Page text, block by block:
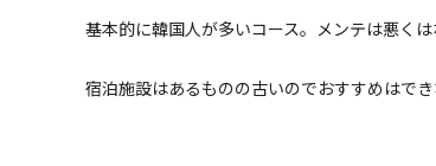
基本的に韓国人が多いコース。メンテは悪く
宿泊施設はあるものの古いのでおすすめはで